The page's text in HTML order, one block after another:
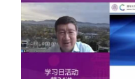
校友
校友总
总会
关闭